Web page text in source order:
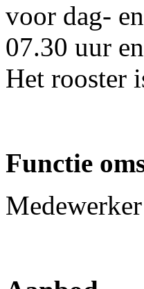
voor dag-
07.30 uur
Het rooster
Functie